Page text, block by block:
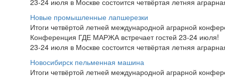
23-24 июля в Москве состоится четвёртая летняя
Новые промышленные лапшерезки
Итоги четвёртой летней международной аграрной
Конференция ГДЕ МАРЖА встречает гостей 23-24 июля!
23-24 июля в Москве состоится четвёртая летняя
Новосибирск пельменная машина
Итоги четвёртой летней международной аграрной